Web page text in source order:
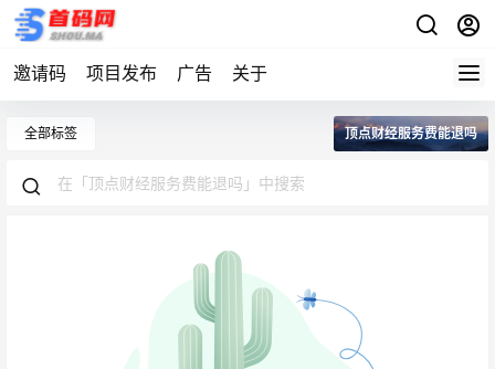
邀请码 项目发布 广告 关于
全部标签 顶点财经服务费能退吗